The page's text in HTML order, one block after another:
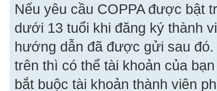
Nếu yêu cầu COPPA được bật
dưới 13 tuổi khi đăng ký thành
hướng dẫn đã được gửi sau
trên thì có thể tài khoản của
bắt buộc tài khoản thành viên